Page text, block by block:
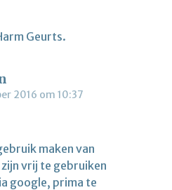
Geurts.
2016 om 10:37
maken van
vrij te gebruiken
google, prima te